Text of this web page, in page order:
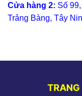
Cửa hàng 2: Số
Trảng Bàng, Tây